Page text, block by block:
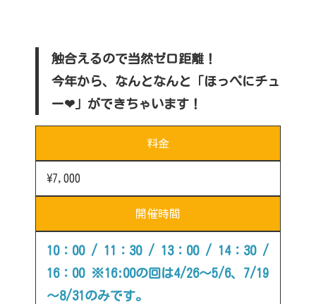
触合えるので当然ゼロ距離！
今年から、なんとなんと「ほっぺにチュ
ー❤」ができちゃいます！
料金
\7,000
開催時間
10：00 / 11：30 / 13：00 / 14：30 /
16：00 ※16:00の回は4/26～5/6、7/19
～8/31のみです。